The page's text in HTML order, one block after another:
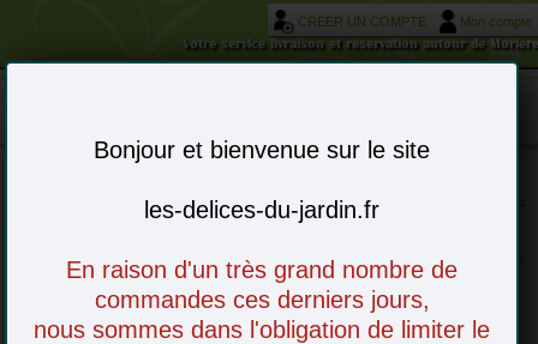
Bonjour et bienvenue sur le site
les-delices-du-jardin.fr
En raison d'un très grand nombre de
commandes ces derniers jours,
nous sommes dans l'obligation de limiter le
CREER UN COMPTE
Mon compte
Votre service livraison et réservation autour de
Choisissez vos articles en ligne - à venir